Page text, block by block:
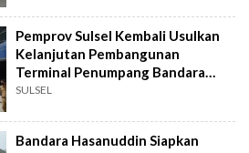
Pemprov Sulsel Kembali Usulkan
Kelanjutan Pembangunan
Terminal Penumpang Bandara
Hasanuddin
SULSEL
Bandara Hasanuddin Siapkan